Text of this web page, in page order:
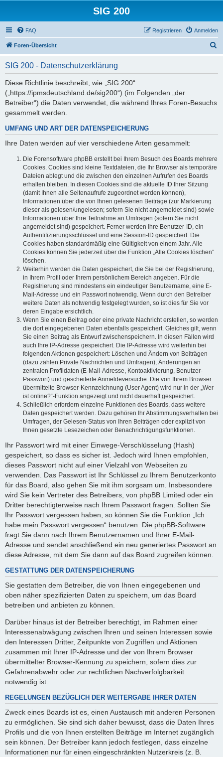
SIG 200
FAQ Anmelden
Registrieren
Foren-Übersicht
SIG 200 - Datenschutzerklärung
Diese Richtlinie beschreibt, wie „SIG 200“
(„https://ipmsdeutschland.de/sig200“) (im Folgenden „der
Betreiber“) die Daten verwendet, die während Ihres Foren-Besuchs
gesammelt werden.
UMFANG UND ART DER DATENSPEICHERUNG
Ihre Daten werden auf vier verschiedene Arten gesammelt:
Die Forensoftware phpBB erstellt bei Ihrem Besuch des Boards mehrere
Cookies. Cookies sind kleine Textdateien, die Ihr Browser als temporäre
Dateien ablegt und die zwischen den einzelnen Aufrufen des Boards
erhalten bleiben. In diesen Cookies sind die aktuelle ID Ihrer Sitzung
(damit Ihnen alle Seitenaufrufe zugeordnet werden können),
Informationen über die von Ihnen gelesenen Beiträge (zur Markierung
dieser als gelesen/ungelesen; sofern Sie nicht angemeldet sind) sowie
Informationen über Ihre Teilnahme an Umfragen (sofern Sie nicht
angemeldet sind) gespeichert. Ferner werden Ihre Benutzer-ID, ein
Authentifizierungsschlüssel und eine Session-ID gespeichert. Die
Cookies haben standardmäßig eine Gültigkeit von einem Jahr. Alle
Cookies können Sie jederzeit über die Funktion „Alle Cookies löschen“
löschen.
Weiterhin werden die Daten gespeichert, die Sie bei der Registrierung,
in Ihrem Profil oder Ihrem persönlichem Bereich angeben. Für die
Registrierung sind mindestens ein eindeutiger Benutzername, eine E-
Mail-Adresse und ein Passwort notwendig. Wenn durch den Betreiber
weitere Daten als notwendig festgelegt wurden, so ist dies für Sie vor
deren Eingabe ersichtlich.
Wenn Sie einen Beitrag oder eine private Nachricht erstellen, so werden
die dort eingegebenen Daten ebenfalls gespeichert. Gleiches gilt, wenn
Sie einen Beitrag als Entwurf zwischenspeichern. In diesen Fällen wird
auch Ihre IP-Adresse gespeichert. Die IP-Adresse wird weiterhin bei
folgenden Aktionen gespeichert: Löschen und Ändern von Beiträgen
(dazu zählen Private Nachrichten und Umfragen), Änderungen an
zentralen Profildaten (E-Mail-Adresse, Kontoaktivierung, Benutzer-
Passwort) und gescheiterte Anmeldeversuche. Die von Ihrem Browser
übermittelte Browser-Kennzeichnung (User Agent) wird nur in der „Wer
ist online?“-Funktion angezeigt und nicht dauerhaft gespeichert.
Schließlich erfordern einzelne Funktionen des Boards, dass weitere
Daten gespeichert werden. Dazu gehören Ihr Abstimmungsverhalten bei
Umfragen, der Gelesen-Status von Ihren Beiträgen oder explizit von
Ihnen gesetzte Lesezeichen oder Benachrichtigungsfunktionen.
Ihr Passwort wird mit einer Einwege-Verschlüsselung (Hash)
gespeichert, so dass es sicher ist. Jedoch wird Ihnen empfohlen,
dieses Passwort nicht auf einer Vielzahl von Webseiten zu
verwenden. Das Passwort ist Ihr Schlüssel zu Ihrem Benutzerkonto
für das Board, also gehen Sie mit ihm sorgsam um. Insbesondere
wird Sie kein Vertreter des Betreibers, von phpBB Limited oder ein
Dritter berechtigterweise nach Ihrem Passwort fragen. Sollten Sie
Ihr Passwort vergessen haben, so können Sie die Funktion „Ich
habe mein Passwort vergessen“ benutzen. Die phpBB-Software
fragt Sie dann nach Ihrem Benutzernamen und Ihrer E-Mail-
Adresse und sendet anschließend ein neu generiertes Passwort an
diese Adresse, mit dem Sie dann auf das Board zugreifen können.
GESTATTUNG DER DATENSPEICHERUNG
Sie gestatten dem Betreiber, die von Ihnen eingegebenen und
oben näher spezifizierten Daten zu speichern, um das Board
betreiben und anbieten zu können.
Darüber hinaus ist der Betreiber berechtigt, im Rahmen einer
Interessenabwägung zwischen Ihren und seinen Interessen sowie
den Interessen Dritter, Zeitpunkte von Zugriffen und Aktionen
zusammen mit Ihrer IP-Adresse und der von Ihrem Browser
übermittelter Browser-Kennung zu speichern, sofern dies zur
Gefahrenabwehr oder zur rechtlichen Nachverfolgbarkeit
notwendig ist.
REGELUNGEN BEZÜGLICH DER WEITERGABE IHRER DATEN
Zweck eines Boards ist es, einen Austausch mit anderen Personen
zu ermöglichen. Sie sind sich daher bewusst, dass die Daten Ihres
Profils und die von Ihnen erstellten Beiträge im Internet zugänglich
sein können. Der Betreiber kann jedoch festlegen, dass einzelne
Informationen nur für einen eingeschränkten Nutzerkreis (z. B.